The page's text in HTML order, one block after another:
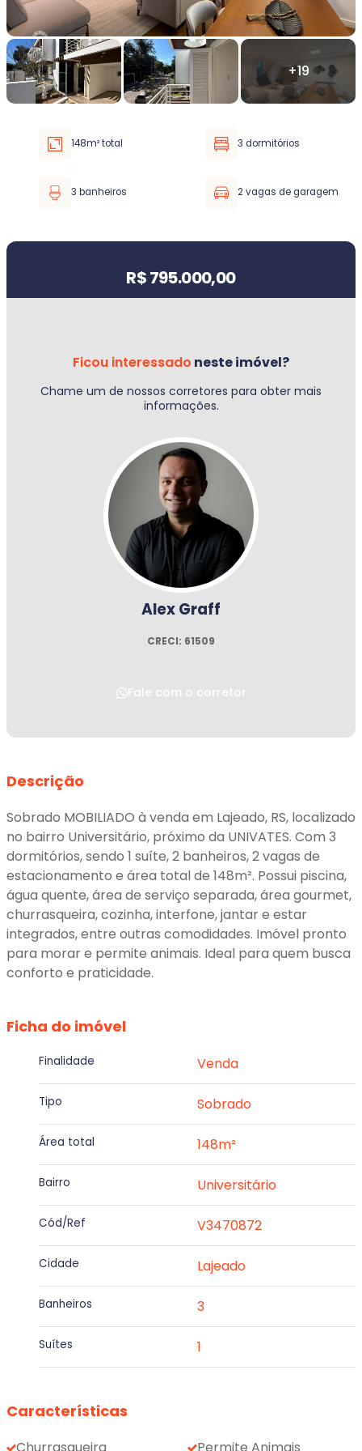
Faixa de valor
30.000,00 5.000.000,00 ou +
148m² total 3 dormitórios
3 banheiros 2 vagas de garagem
R$ 795.000,00
Ficou interessado neste imóvel?
Chame um de nossos corretores para obter mais
informações.
Alex Graff
CRECI: 61509
Fale com o corretor
Descrição
Sobrado MOBILIADO à venda em Lajeado, RS, localizado
no bairro Universitário, próximo da UNIVATES. Com 3
dormitórios, sendo 1 suíte, 2 banheiros, 2 vagas de
estacionamento e área total de 148m². Possui piscina,
água quente, área de serviço separada, área gourmet,
churrasqueira, cozinha, interfone, jantar e estar
integrados, entre outras comodidades. Imóvel pronto
para morar e permite animais. Ideal para quem busca
conforto e praticidade.
Ficha do imóvel
Finalidade Venda
Tipo Sobrado
Área total 148m²
Bairro Universitário
Cód/Ref V3470872
Cidade Lajeado
Banheiros 3
Suítes 1
Características
Churrasqueira Permite Animais